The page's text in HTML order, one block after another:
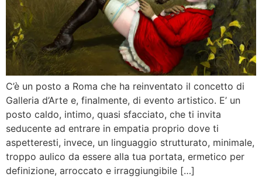
C’è un posto a Roma che ha reinventato il concetto di
Galleria d’Arte e, finalmente, di evento artistico. E’ un
posto caldo, intimo, quasi sfacciato, che ti invita
seducente ad entrare in empatia proprio dove ti
aspetteresti, invece, un linguaggio strutturato, minimale,
troppo aulico da essere alla tua portata, ermetico per
definizione, arroccato e irraggiungibile […]